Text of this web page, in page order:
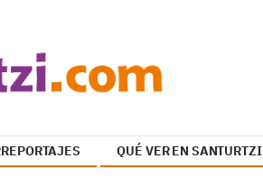
QUÉ VER EN SANTURTZI